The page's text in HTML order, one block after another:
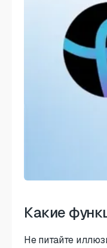
Какие
Не питайте